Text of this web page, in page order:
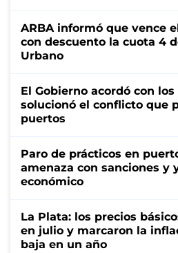
ARBA informó que vence
con descuento la cuota 4
Urbano
El Gobierno acordó con
solucionó el conflicto que
puertos
Paro de prácticos en
amenaza con sanciones y
económico
La Plata: los precios
en julio y marcaron la
baja en un año